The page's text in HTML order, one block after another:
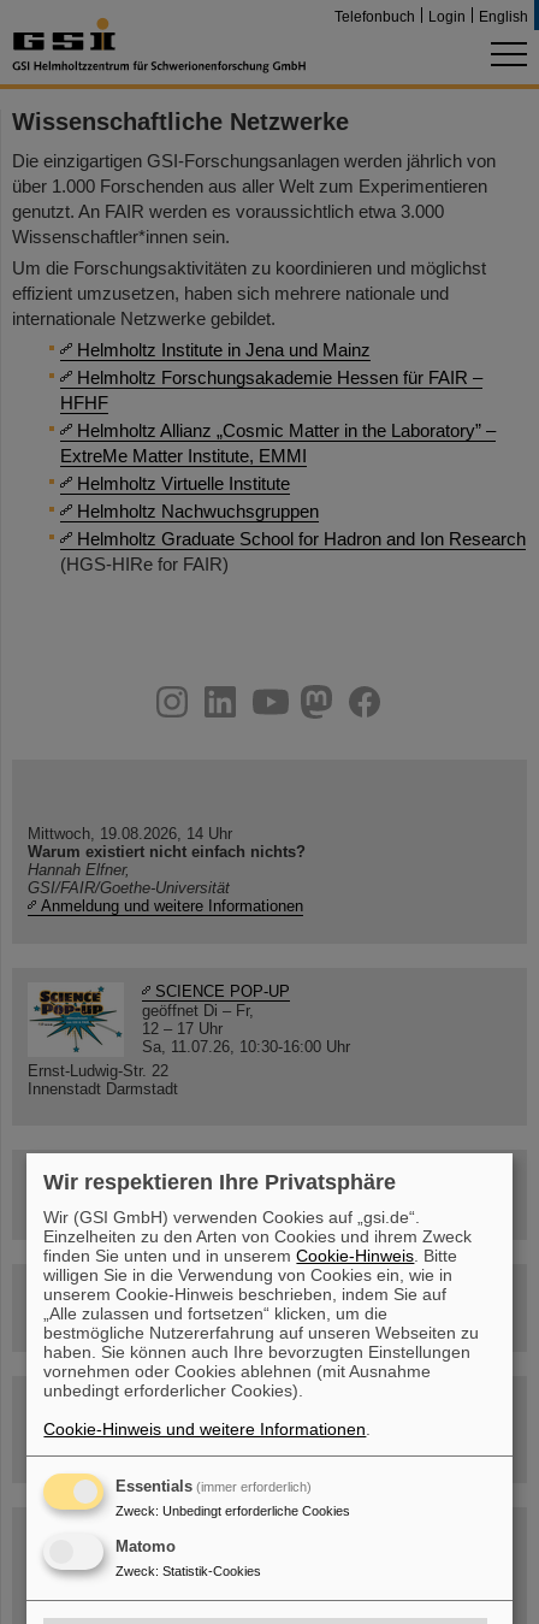
Telefonbuch Login English
Wissenschaftliche Netzwerke
Die einzigartigen GSI-Forschungsanlagen werden jährlich von
über 1.000 Forschenden aus aller Welt zum Experimentieren
genutzt. An FAIR werden es voraussichtlich etwa 3.000
Wissenschaftler*innen sein.
Um die Forschungsaktivitäten zu koordinieren und möglichst
effizient umzusetzen, haben sich mehrere nationale und
internationale Netzwerke gebildet.
Helmholtz Institute in Jena und Mainz
Helmholtz Forschungsakademie Hessen für FAIR –
HFHF
Helmholtz Allianz „Cosmic Matter in the Laboratory” –
ExtreMe Matter Institute, EMMI
Helmholtz Virtuelle Institute
Helmholtz Nachwuchsgruppen
Helmholtz Graduate School for Hadron and Ion Research
(HGS-HIRe for FAIR)
youtube
helmholtz.social
facebook
Mittwoch, 19.08.2026, 14 Uhr
Warum existiert nicht einfach nichts?
Hannah Elfner,
GSI/FAIR/Goethe-Universität
Anmeldung und weitere Informationen
SCIENCE POP-UP
geöffnet Di – Fr,
12 – 17 Uhr
Sa, 11.07.26, 10:30-16:00 Uhr
Ernst-Ludwig-Str. 22
Innenstadt Darmstadt
FAIR-Trailer: Der Weg der Teilchen durch die
Beschleunigeranlage
Rundflug über die FAIR-Baustelle
Besichtigung von GSI/FAIR –
jetzt Termin buchen!
Menschen ...hinter GSI und FAIR.
Wir respektieren Ihre Privatsphäre
Wir (GSI GmbH) verwenden Cookies auf „gsi.de“.
Einzelheiten zu den Arten von Cookies und ihrem Zweck
finden Sie unten und in unseremCookie-Hinweis . Bitte
willigen Sie in die Verwendung von Cookies ein, wie in
unserem Cookie-Hinweis beschrieben, indem Sie auf
„Alle zulassen und fortsetzen“ klicken, um die
bestmögliche Nutzererfahrung auf unseren Webseiten zu
haben. Sie können auch Ihre bevorzugten Einstellungen
vornehmen oder Cookies ablehnen (mit Ausnahme
unbedingt erforderlicher Cookies).
Cookie-Hinweis und weitere Informationen
Essentials (immer erforderlich)
Zweck: Unbedingt erforderliche Cookies
Matomo
Zweck: Statistik-Cookies